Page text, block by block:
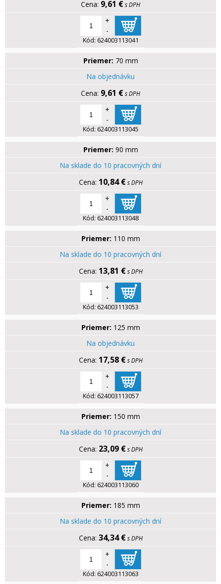
9,61 €s DPH
+
-
Kód: 624003113041
Priemer: 70 mm
Na objednávku
9,61 €s DPH
+
-
Kód: 624003113045
Priemer: 90 mm
Na sklade do 10 pracovných dní
10,84 € s DPH
+
-
Kód: 624003113048
Priemer: 110 mm
Na sklade do 10 pracovných dní
13,81 € s DPH
+
-
Kód: 624003113053
Priemer: 125 mm
Na objednávku
17,58 € s DPH
+
-
Kód: 624003113057
Priemer: 150 mm
Na sklade do 10 pracovných dní
23,09 € s DPH
+
-
Kód: 624003113060
Priemer: 185 mm
Na sklade do 10 pracovných dní
34,34 € s DPH
+
-
Kód: 624003113063